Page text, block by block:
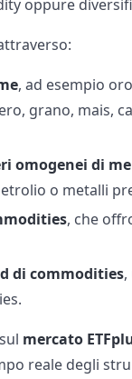
oppure
, ad esempio
grano, mais,
omogenei di
o metalli
, che
di commodities
mercato
reale degli